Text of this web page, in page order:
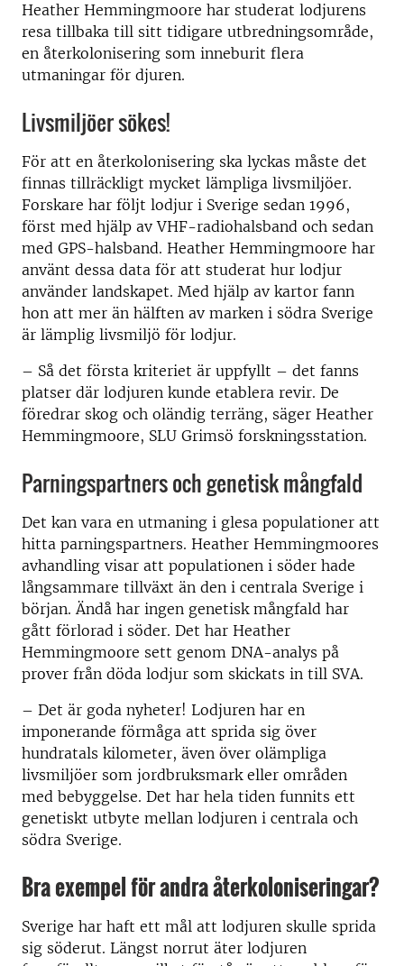
Heather Hemmingmoore har studerat lodjurens
resa tillbaka till sitt tidigare utbredningsområde,
en återkolonisering som inneburit flera
utmaningar för djuren.
Livsmiljöer sökes!
För att en återkolonisering ska lyckas måste det
finnas tillräckligt mycket lämpliga livsmiljöer.
Forskare har följt lodjur i Sverige sedan 1996,
först med hjälp av VHF-radiohalsband och sedan
med GPS-halsband. Heather Hemmingmoore har
använt dessa data för att studerat hur lodjur
använder landskapet. Med hjälp av kartor fann
hon att mer än hälften av marken i södra Sverige
är lämplig livsmiljö för lodjur.
– Så det första kriteriet är uppfyllt – det fanns
platser där lodjuren kunde etablera revir. De
föredrar skog och oländig terräng, säger Heather
Hemmingmoore, SLU Grimsö forskningsstation.
Parningspartners och genetisk mångfald
Det kan vara en utmaning i glesa populationer att
hitta parningspartners. Heather Hemmingmoores
avhandling visar att populationen i söder hade
långsammare tillväxt än den i centrala Sverige i
början. Ändå har ingen genetisk mångfald har
gått förlorad i söder. Det har Heather
Hemmingmoore sett genom DNA-analys på
prover från döda lodjur som skickats in till SVA.
­– Det är goda nyheter! Lodjuren har en
imponerande förmåga att sprida sig över
hundratals kilometer, även över olämpliga
livsmiljöer som jordbruksmark eller områden
med bebyggelse. Det har hela tiden funnits ett
genetiskt utbyte mellan lodjuren i centrala och
södra Sverige.
Bra exempel för andra återkoloniseringar?
Sverige har haft ett mål att lodjuren skulle sprida
sig söderut. Längst norrut äter lodjuren